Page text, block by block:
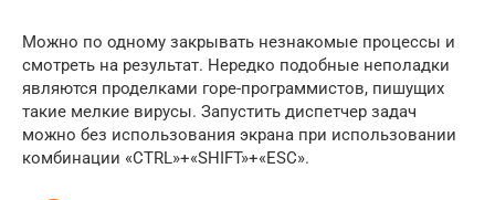
Можно по одному закрывать незнакомые процессы и
смотреть на результат. Нередко подобные неполадки
являются проделками горе-программистов, пишущих
такие мелкие вирусы. Запустить диспетчер задач
можно без использования экрана при использовании
комбинации «CTRL»+«SHIFT»+«ESC».